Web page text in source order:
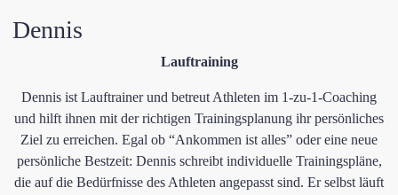
​Dennis
Lauftraining
Dennis ist Lauftrainer und betreut Athleten im 1-zu-1-Coaching
und hilft ihnen mit der richtigen Trainingsplanung ihr persönliches
Ziel zu erreichen. Egal ob “Ankommen ist alles” oder eine neue
persönliche Bestzeit: Dennis schreibt individuelle Trainingspläne,
die auf die Bedürfnisse des Athleten angepasst sind. Er selbst läuft